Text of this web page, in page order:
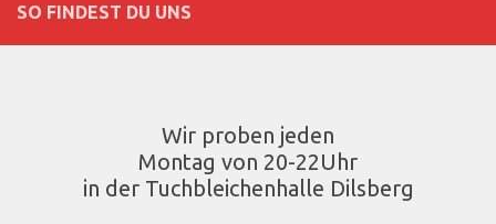
SO FINDEST DU UNS
Wir proben jeden
Montag von 20-22Uhr
in der Tuchbleichenhalle Dilsberg